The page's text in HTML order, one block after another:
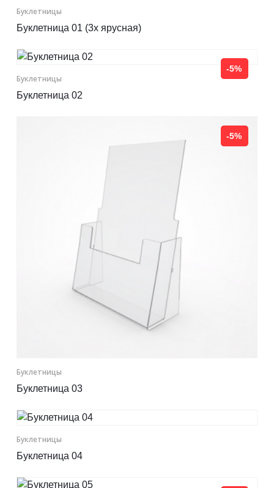
Буклетницы
Буклетница 01 (3х ярусная)
-5%
Буклетницы
Буклетница 02
-5%
Буклетницы
Буклетница 03
Буклетницы
Буклетница 04